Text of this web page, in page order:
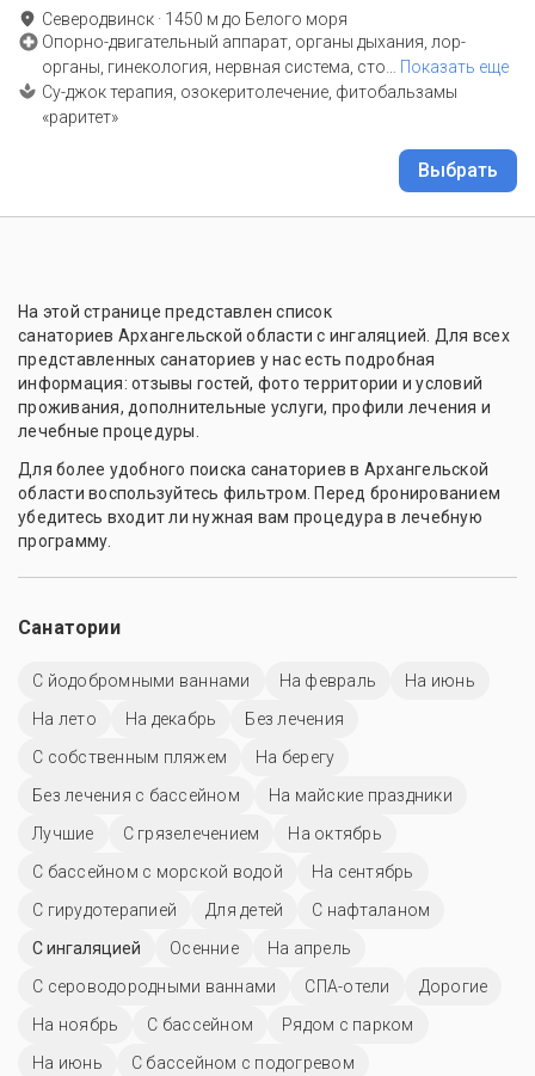
Северодвинск · 1450 м до Белого моря
Опорно-двигательный аппарат, органы дыхания, лор-
органы, гинекология, нервная система, сто… Показать еще
Су-джок терапия, озокеритолечение, фитобальзамы
«раритет»
Выбрать
На этой странице представлен список
санаториев Архангельской области с ингаляцией. Для всех
представленных санаториев у нас есть подробная
информация: отзывы гостей, фото территории и условий
проживания, дополнительные услуги, профили лечения и
лечебные процедуры.
Для более удобного поиска санаториев в Архангельской
области воспользуйтесь фильтром. Перед бронированием
убедитесь входит ли нужная вам процедура в лечебную
программу.
Санатории
С йодобромными ваннами На февраль
На июнь
На лето
На декабрь
Без лечения
С собственным пляжем
На берегу
Без лечения с бассейном
На майские праздники
Лучшие
С грязелечением
На октябрь
С бассейном с морской водой
На сентябрь
С гирудотерапией
Для детей
С нафталаном
С ингаляцией
Осенние
На апрель
С сероводородными ваннами
СПА-отели
Дорогие
На ноябрь
C бассейном
Рядом с парком
На июнь
С бассейном с подогревом